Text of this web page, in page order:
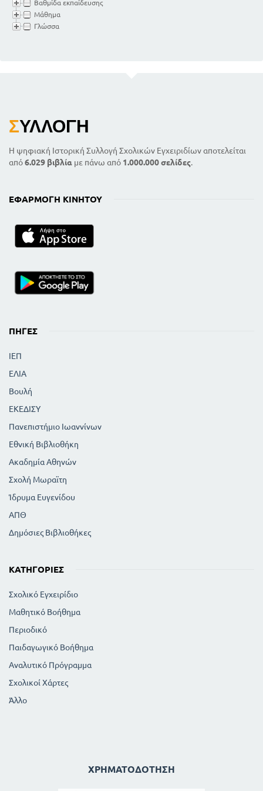
Βαθμίδα εκπαίδευσης
Μάθημα
Γλώσσα
ΣΥΛΛΟΓΉ
Η ψηφιακή Ιστορική Συλλογή Σχολικών Εγχειριδίων αποτελείται
από6.029 βιβλία με πάνω από 1.000.000 σελίδες.
ΕΦΑΡΜΟΓΉ ΚΙΝΗΤΟΎ
ΠΗΓΈΣ
ΙΕΠ
ΕΛΙΑ
Βουλή
ΕΚΕΔΙΣΥ
Πανεπιστήμιο Ιωαννίνων
Εθνική Βιβλιοθήκη
Ακαδημία Αθηνών
Σχολή Μωραϊτη
Ίδρυμα Ευγενίδου
ΑΠΘ
Δημόσιες Βιβλιοθήκες
ΚΑΤΗΓΟΡΊΕΣ
Σχολικό Εγχειρίδιο
Μαθητικό Βοήθημα
Περιοδικό
Παιδαγωγικό Βοήθημα
Αναλυτικό Πρόγραμμα
Σχολικοί Χάρτες
Άλλο
ΧΡΗΜΑΤΟΔΌΤΗΣΗ